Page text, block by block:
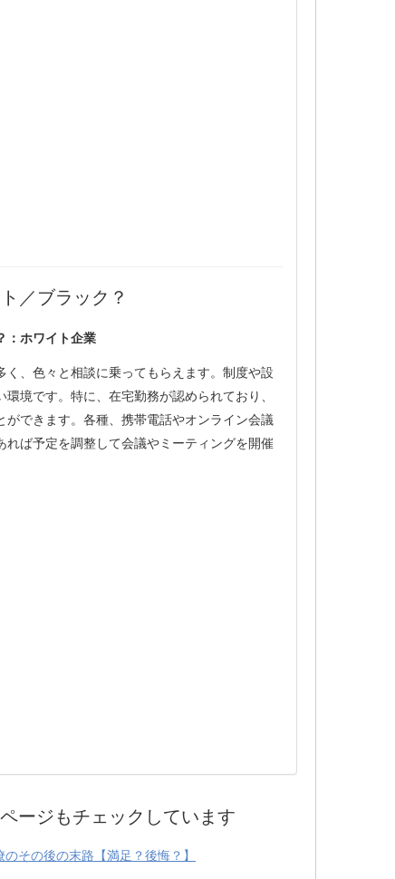
／ブラック？
：ホワイト企業
、色々と相談に乗ってもらえます。制度や設
境です。特に、在宅勤務が認められており、
できます。各種、携帯電話やオンライン会議
れば予定を調整して会議やミーティングを開催
ージもチェックしています
その後の末路【満足？後悔？】